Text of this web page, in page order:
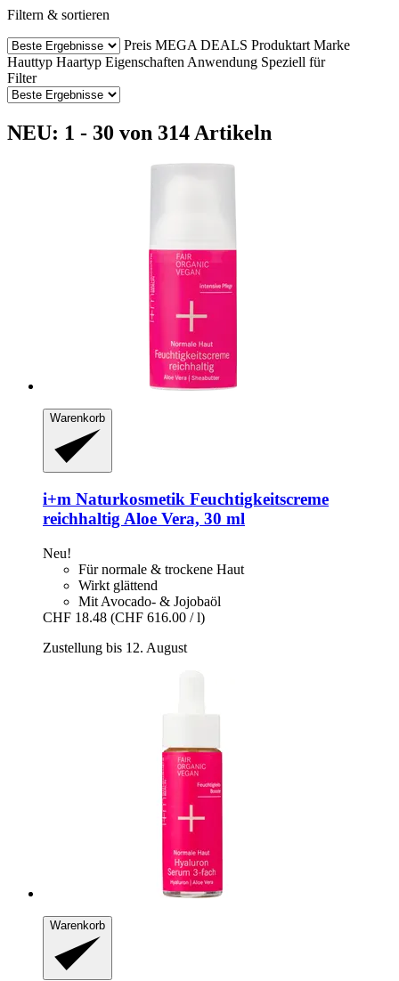
Filtern & sortieren
Preis MEGA DEALS Produktart Marke
Hauttyp Haartyp Eigenschaften Anwendung Speziell für
Filter
NEU: 1 - 30 von 314 Artikeln
Warenkorb
i+m Naturkosmetik Feuchtigkeitscreme
reichhaltig Aloe Vera, 30 ml
Neu!
Für normale & trockene Haut
Wirkt glättend
Mit Avocado- & Jojobaöl
CHF 18.48 (CHF 616.00 / l)
Zustellung bis 12. August
Warenkorb